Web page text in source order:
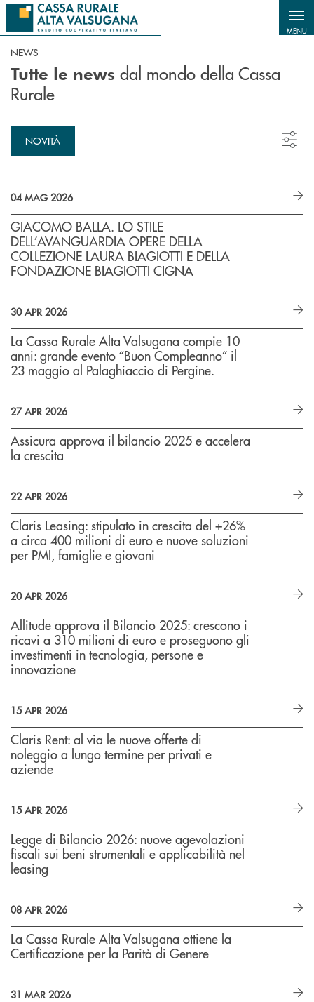
Salta al contenuto principale
MENU
NEWS
Tutte le news dal mondo della Cassa
Rurale
NOVITÀ
04 MAG 2026
GIACOMO BALLA. LO STILE
DELL’AVANGUARDIA OPERE DELLA
COLLEZIONE LAURA BIAGIOTTI E DELLA
FONDAZIONE BIAGIOTTI CIGNA
30 APR 2026
La Cassa Rurale Alta Valsugana compie 10
anni: grande evento “Buon Compleanno” il
23 maggio al Palaghiaccio di Pergine.
27 APR 2026
Assicura approva il bilancio 2025 e accelera
la crescita
22 APR 2026
Claris Leasing: stipulato in crescita del +26%
a circa 400 milioni di euro e nuove soluzioni
per PMI, famiglie e giovani
20 APR 2026
Allitude approva il Bilancio 2025: crescono i
ricavi a 310 milioni di euro e proseguono gli
investimenti in tecnologia, persone e
innovazione
15 APR 2026
Claris Rent: al via le nuove offerte di
noleggio a lungo termine per privati e
aziende
15 APR 2026
Legge di Bilancio 2026: nuove agevolazioni
fiscali sui beni strumentali e applicabilità nel
leasing
08 APR 2026
La Cassa Rurale Alta Valsugana ottiene la
Certificazione per la Parità di Genere
31 MAR 2026